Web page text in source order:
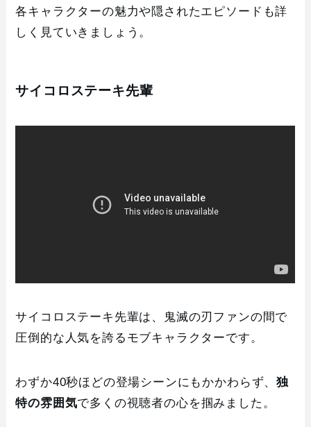
各キャラクターの魅力や隠されたエピソードも詳
しく見ていきましょう。
サイコロステーキ先輩
サイコロステーキ先輩は、鬼滅の刃ファンの間で
圧倒的な人気を誇るモブキャラクターです。
わずか40秒ほどの登場シーンにもかかわらず、独
特の雰囲気で多くの視聴者の心を掴みました。